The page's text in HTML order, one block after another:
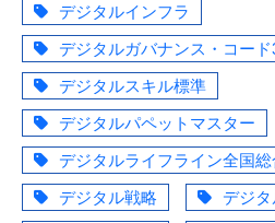
デジタルインフラ
デジタルガバナンス・コード
デジタルスキル標準
デジタルパペットマスター
デジタルライフライン全国
デジタル戦略
デジ